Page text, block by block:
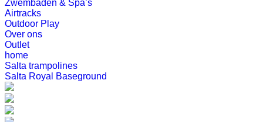
Zwembaden & Spa’s
Airtracks
Outdoor Play
Over ons
Outlet
home
Salta trampolines
Salta Royal Baseground